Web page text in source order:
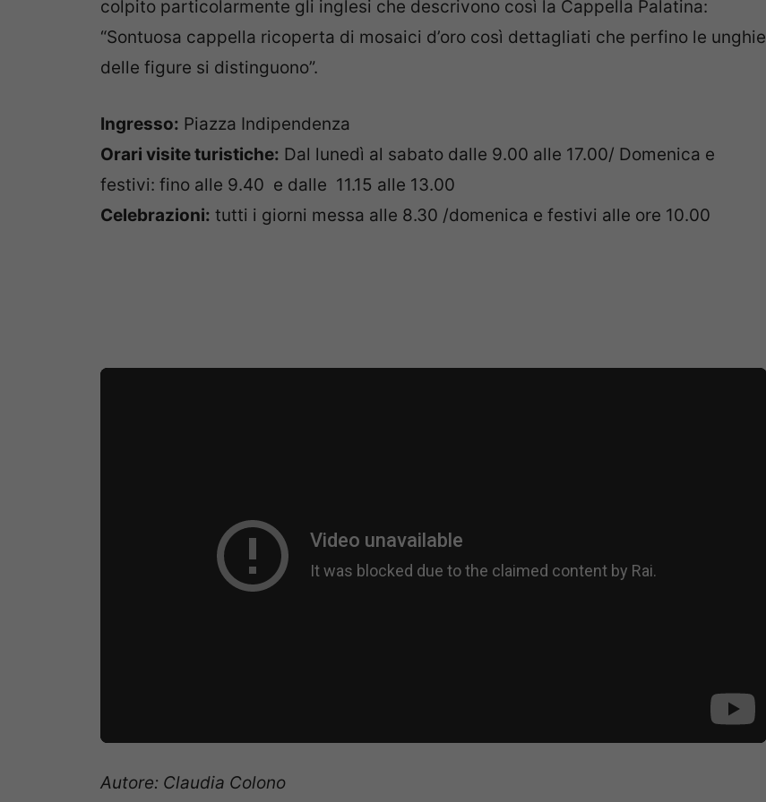
colpito particolarmente gli inglesi che descrivono così la Cappella Palatina:
“Sontuosa cappella ricoperta di mosaici d’oro così dettagliati che perfino le unghie
delle figure si distinguono”.
Ingresso: Piazza Indipendenza
Orari visite turistiche: Dal lunedì al sabato dalle 9.00 alle 17.00/ Domenica e
festivi: fino alle 9.40 e dalle 11.15 alle 13.00
Celebrazioni: tutti i giorni messa alle 8.30 /domenica e festivi alle ore 10.00
Autore: Claudia Colono